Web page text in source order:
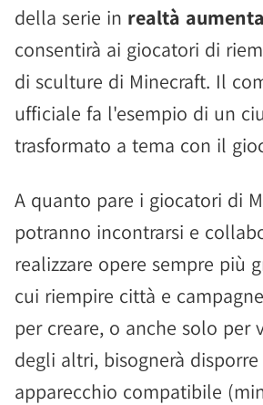
della serie in realtà
consentirà ai giocatori di
di sculture di Minecraft. Il
ufficiale fa l'esempio di un
trasformato a tema con il
A quanto pare i giocatori di
potranno incontrarsi e
realizzare opere sempre più
cui riempire città e
per creare, o anche solo per
degli altri, bisognerà
apparecchio compatibile